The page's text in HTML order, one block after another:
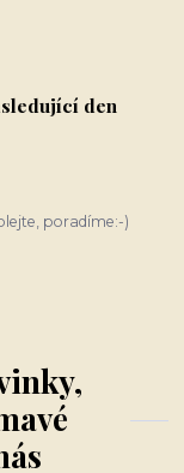
den
poradíme:-)